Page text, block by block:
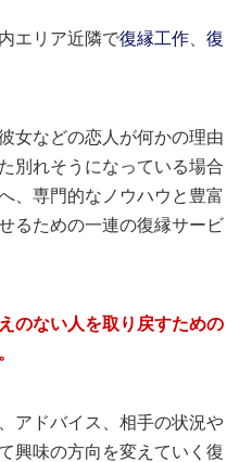
エリア近隣で復縁工作 、復
女などの恋人が何かの理由
別れそうになっている場合
、専門的なノウハウと豊富
るための一連の復縁サービ
のない人を取り戻すための
アドバイス、相手の状況や
興味の方向を変えていく復